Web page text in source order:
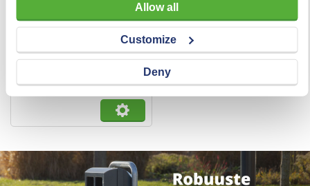
Allow all
Customize
Deny
Diamantboor Standaard
11,5 mm lengte 400 mm
M30